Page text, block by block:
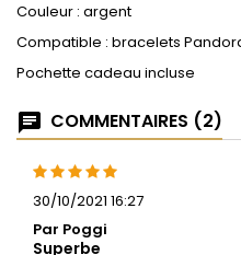
Couleur : argent
Compatible : bracelets
Pochette cadeau incluse
COMMENTAIRES (2)
30/10/2021 16:27
Par Poggi
Superbe